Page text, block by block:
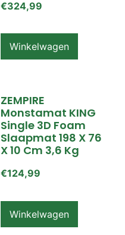
€324,99
Winkelwagen
ZEMPIRE
Monstamat KING
Single 3D Foam
Slaapmat 198 X 76
X 10 Cm 3,6 Kg
€124,99
Winkelwagen